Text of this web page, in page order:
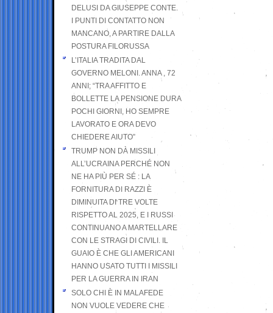
DELUSI DA GIUSEPPE CONTE.
I PUNTI DI CONTATTO NON
MANCANO, A PARTIRE DALLA
POSTURA FILORUSSA
L’ITALIA TRADITA DAL
GOVERNO MELONI. ANNA , 72
ANNI; “TRA AFFITTO E
BOLLETTE LA PENSIONE DURA
POCHI GIORNI, HO SEMPRE
LAVORATO E ORA DEVO
CHIEDERE AIUTO”
TRUMP NON DÀ MISSILI
ALL’UCRAINA PERCHÉ NON
NE HA PIÙ PER SÉ : LA
FORNITURA DI RAZZI È
DIMINUITA DI TRE VOLTE
RISPETTO AL 2025, E I RUSSI
CONTINUANO A MARTELLARE
CON LE STRAGI DI CIVILI. IL
GUAIO È CHE GLI AMERICANI
HANNO USATO TUTTI I MISSILI
PER LA GUERRA IN IRAN
SOLO CHI È IN MALAFEDE
NON VUOLE VEDERE CHE